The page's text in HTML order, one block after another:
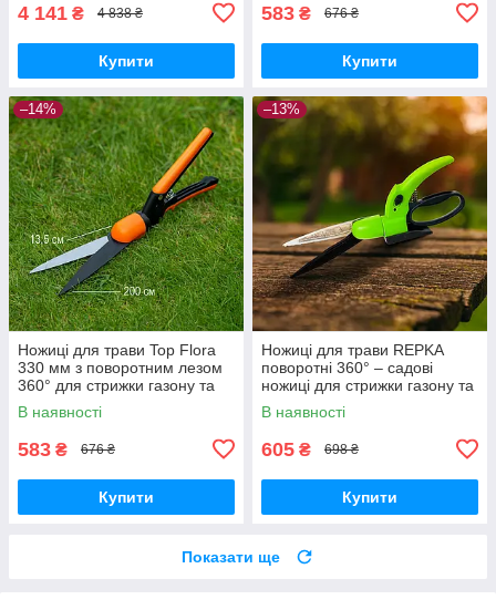
4 141 ₴ 4 838 ₴
Купити
583 ₴ 676 ₴
Купити
–14%
Ножиці для трави Top Flora
330 мм з поворотним лезом
360° для стрижки газону та
кущів
В наявності
583 ₴ 676 ₴
Купити
–13%
Ножиці для трави REPKA
поворотні 360° – садові
ножиці для стрижки газону та
кущів, довжина 330 мм
В наявності
605 ₴ 698 ₴
Купити
Показати ще